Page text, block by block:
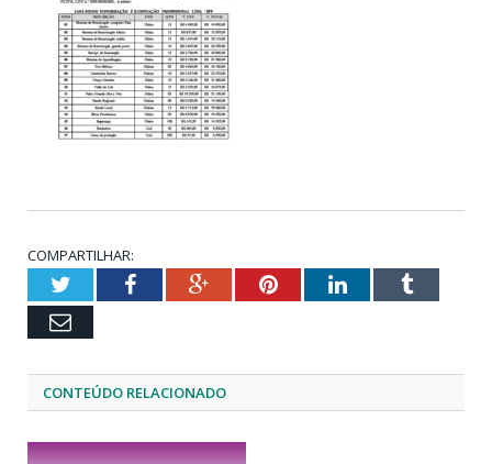
COMPARTILHAR:
TwitterFacebookGoogle+PinterestLinkedInTumblr
Email
CONTEÚDO RELACIONADO